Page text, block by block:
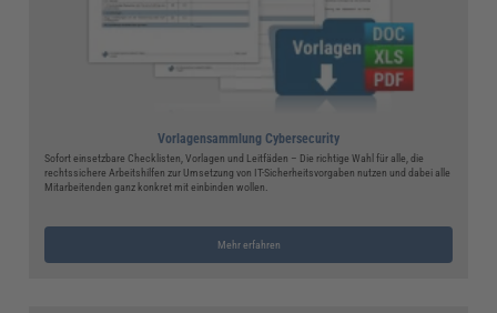
Vorlagensammlung Cybersecurity
Sofort einsetzbare Checklisten, Vorlagen und Leitfäden – Die richtige Wahl für alle, die
rechtssichere Arbeitshilfen zur Umsetzung von IT-Sicherheitsvorgaben nutzen und dabei alle
Mitarbeitenden ganz konkret mit einbinden wollen.
Mehr erfahren